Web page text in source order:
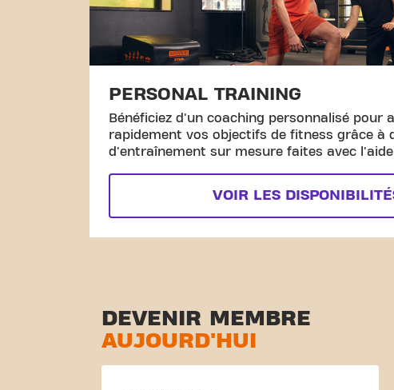
PERSONAL TRAINING
Bénéficiez d'un coaching personnalisé pour
rapidement vos objectifs de fitness grâce à
d'entraînement sur mesure faites avec
VOIR LES
DEVENIR MEMBRE
AUJOURD'HUI